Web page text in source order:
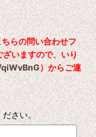
らの問い合わせフ
ざいますので、いり
）からご連
ださい。